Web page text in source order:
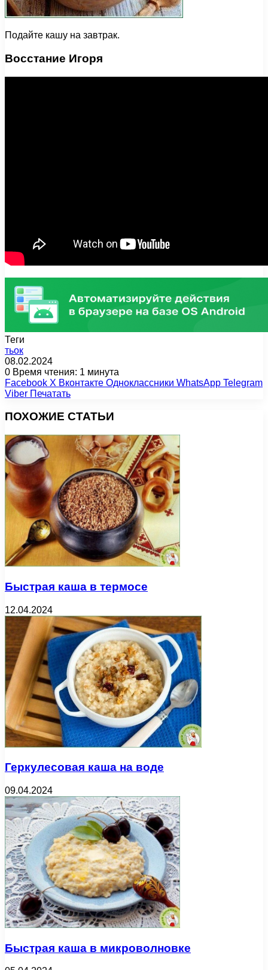
Подайте кашу на завтрак.
Восстание Игоря
Теги
тьок
08.02.2024
0 Время чтения: 1 минута
Facebook X Вконтакте Одноклассники WhatsApp Telegram
Viber Печатать
ПОХОЖИЕ СТАТЬИ
Быстрая каша в термосе
12.04.2024
Геркулесовая каша на воде
09.04.2024
Быстрая каша в микроволновке